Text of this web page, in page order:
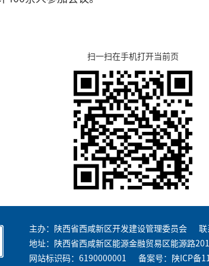
扫一扫在手机打开当前页
主办：陕西省西咸新区开发建设管理委员会
地址：陕西省西咸新区能源金融贸易区能源路
网站标识码：6190000001
备案号： 陕ICP备